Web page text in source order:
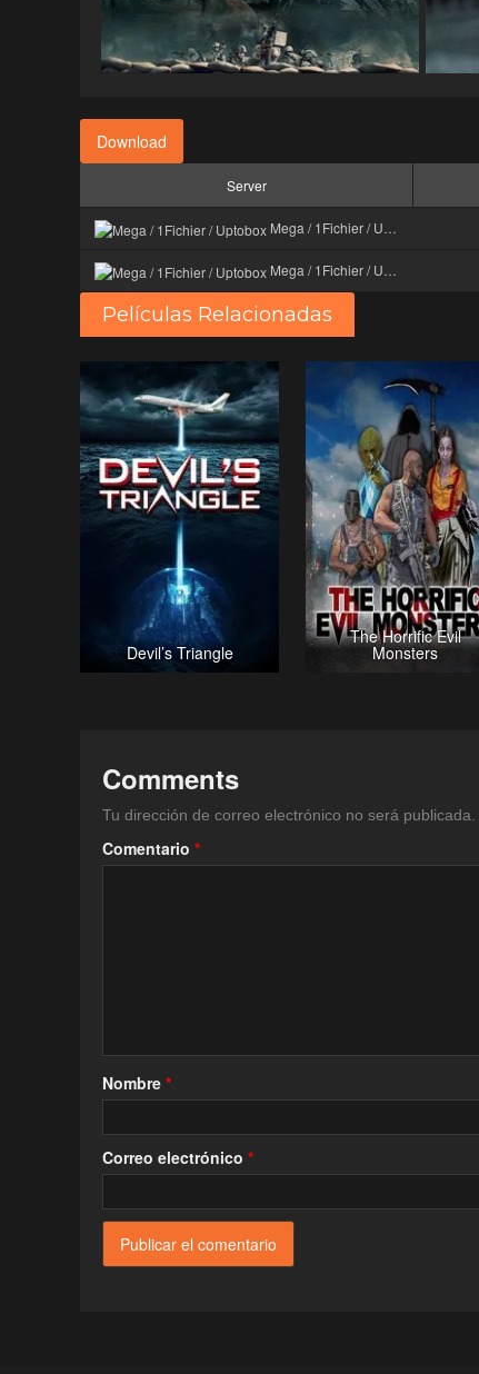
Download
Server
Mega / 1Fichier / Uptobox
Mega / 1Fichier / Uptobox
Películas Relacionadas
Devil’s Triangle
The Horrific Evil
Monsters
Comments
Tu dirección de correo electrónico no será publicada.
Comentario *
Nombre *
Correo electrónico *